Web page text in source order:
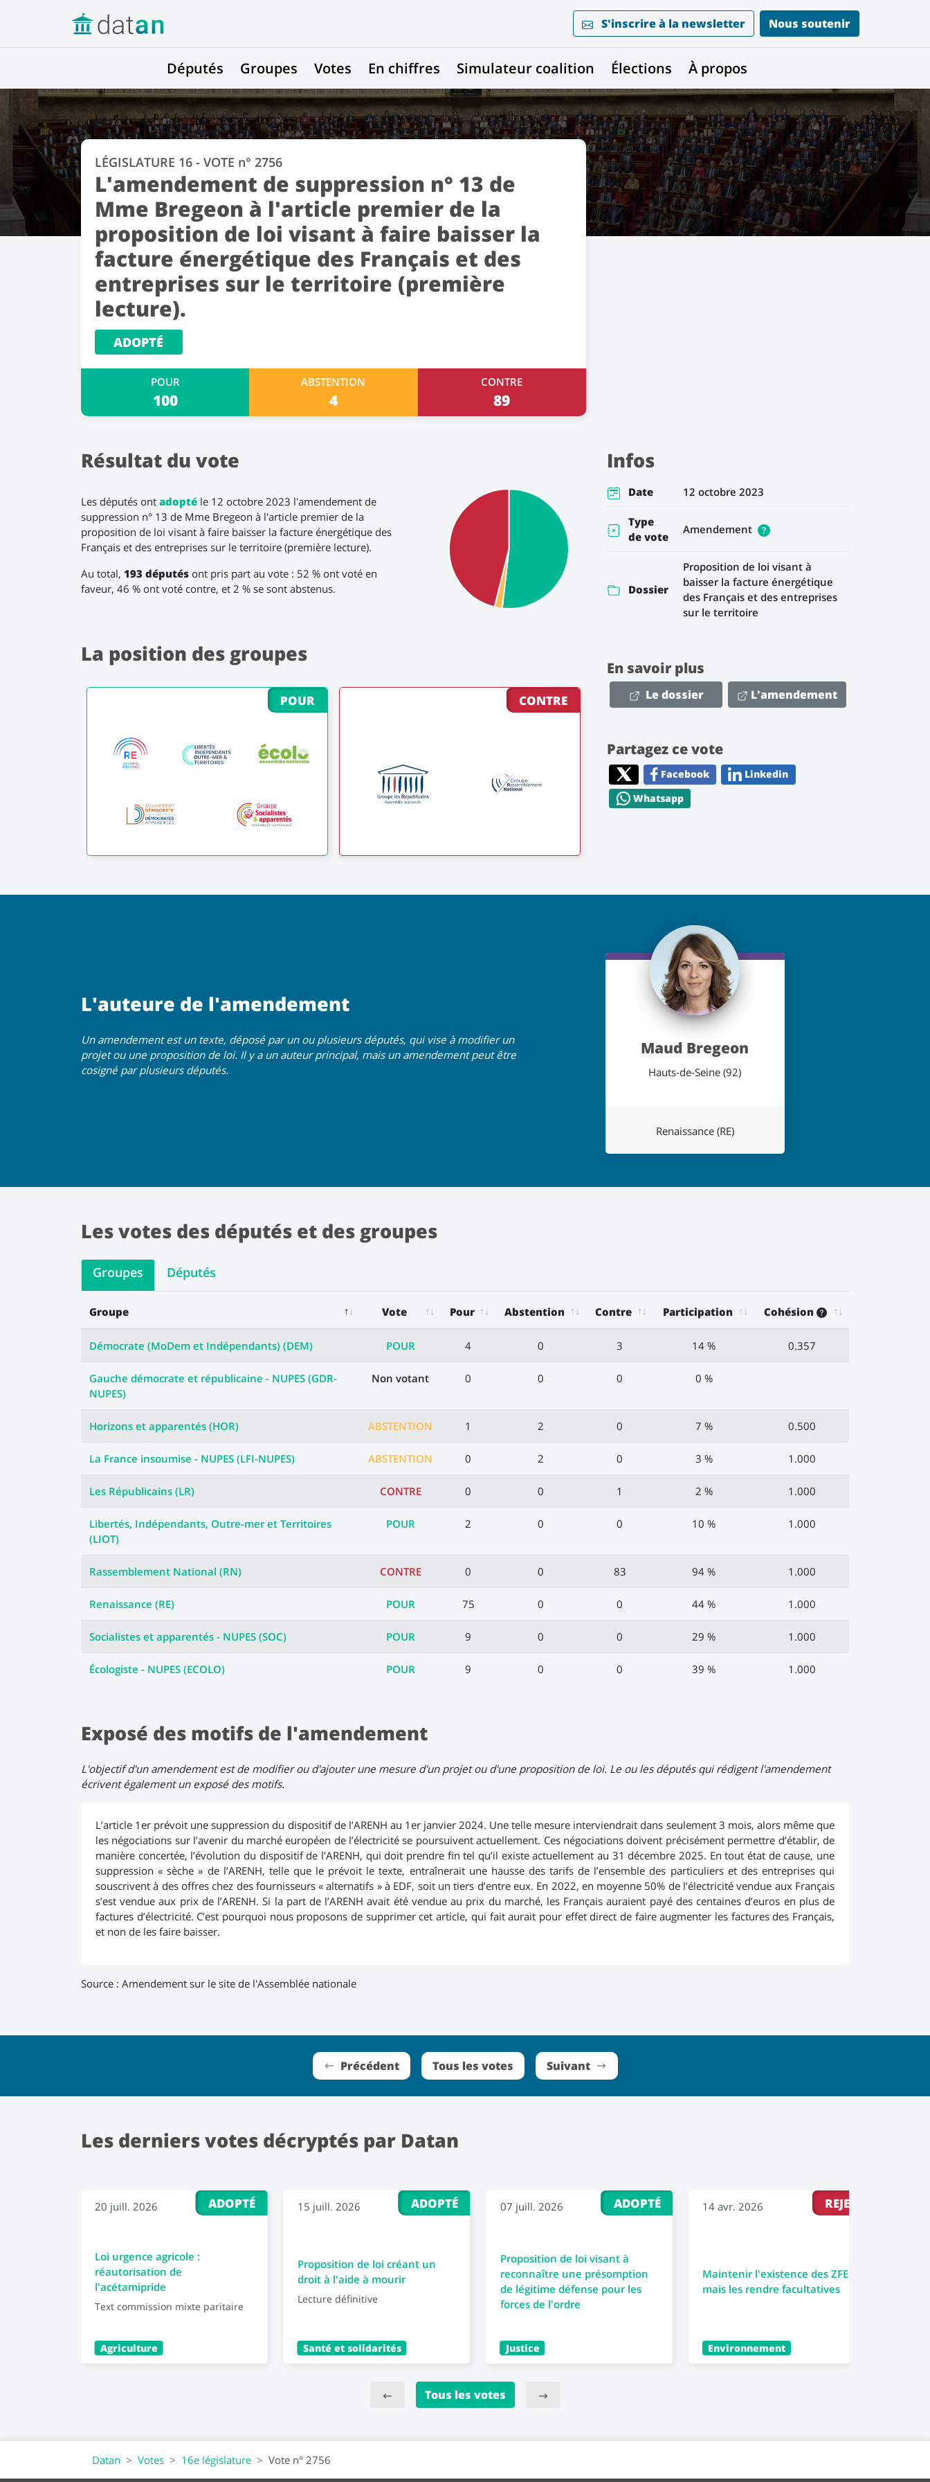
S'inscrire à la newsletter Nous soutenir
Députés Groupes Votes En chiffres Simulateur coalition Élections À propos
LÉGISLATURE 16 - VOTE n° 2756
L'amendement de suppression n° 13 de
Mme Bregeon à l'article premier de la
proposition de loi visant à faire baisser la
facture énergétique des Français et des
entreprises sur le territoire (première
lecture).
ADOPTÉ
POUR
100
ABSTENTION
4
CONTRE
89
Résultat du vote
Les députés ont adopté le 12 octobre 2023 l'amendement de
suppression n° 13 de Mme Bregeon à l'article premier de la
proposition de loi visant à faire baisser la facture énergétique des
Français et des entreprises sur le territoire (première lecture).
Au total, 193 députés ont pris part au vote : 52 % ont voté en
faveur, 46 % ont voté contre, et 2 % se sont abstenus.
La position des groupes
POUR CONTRE
Infos
Date 12 octobre 2023
Type
de vote
Amendement
Dossier
Proposition de loi visant à
baisser la facture énergétique
des Français et des entreprises
sur le territoire
En savoir plus
Le dossier L'amendement
Partagez ce vote
Facebook
Linkedin
Whatsapp
L'auteure de l'amendement
Un amendement est un texte, déposé par un ou plusieurs députés, qui vise à modifier un
projet ou une proposition de loi. Il y a un auteur principal, mais un amendement peut être
cosigné par plusieurs députés.
Maud Bregeon
Hauts-de-Seine (92)
Renaissance (RE)
Les votes des députés et des groupes
Groupes Députés
Groupe Vote Pour Abstention Contre Participation Cohésion
Démocrate (MoDem et Indépendants) (DEM) POUR 4 0 3 14 % 0.357
Gauche démocrate et républicaine - NUPES (GDR-
NUPES)
Non votant 0 0 0 0 %
Horizons et apparentés (HOR) ABSTENTION 1 2 0 7 % 0.500
La France insoumise - NUPES (LFI-NUPES) ABSTENTION 0 2 0 3 % 1.000
Les Républicains (LR) CONTRE 0 0 1 2 % 1.000
Libertés, Indépendants, Outre-mer et Territoires
(LIOT)
POUR 2 0 0 10 % 1.000
Rassemblement National (RN) CONTRE 0 0 83 94 % 1.000
Renaissance (RE) POUR 75 0 0 44 % 1.000
Socialistes et apparentés - NUPES (SOC) POUR 9 0 0 29 % 1.000
Écologiste - NUPES (ECOLO) POUR 9 0 0 39 % 1.000
Exposé des motifs de l'amendement
L'objectif d'un amendement est de modifier ou d'ajouter une mesure d'un projet ou d'une proposition de loi. Le ou les députés qui rédigent l'amendement
écrivent également un exposé des motifs.
L’article 1er prévoit une suppression du dispositif de l’ARENH au 1er janvier 2024. Une telle mesure interviendrait dans seulement 3 mois, alors même que
les négociations sur l’avenir du marché européen de l’électricité se poursuivent actuellement. Ces négociations doivent précisément permettre d’établir, de
manière concertée, l’évolution du dispositif de l’ARENH, qui doit prendre fin tel qu’il existe actuellement au 31 décembre 2025. En tout état de cause, une
suppression « sèche » de l’ARENH, telle que le prévoit le texte, entraînerait une hausse des tarifs de l’ensemble des particuliers et des entreprises qui
souscrivent à des offres chez des fournisseurs « alternatifs » à EDF, soit un tiers d’entre eux. En 2022, en moyenne 50% de l’électricité vendue aux Français
s’est vendue aux prix de l’ARENH. Si la part de l’ARENH avait été vendue au prix du marché, les Français auraient payé des centaines d’euros en plus de
factures d’électricité. C’est pourquoi nous proposons de supprimer cet article, qui fait aurait pour effet direct de faire augmenter les factures des Français,
et non de les faire baisser.
Source : Amendement sur le site de l'Assemblée nationale
Précédent Tous les votes Suivant
Les derniers votes décryptés par Datan
ADOPTÉ
20 juill. 2026
Loi urgence agricole :
réautorisation de
l'acétamipride
Text commission mixte paritaire
Agriculture
ADOPTÉ
15 juill. 2026
Proposition de loi créant un
droit à l'aide à mourir
Lecture définitive
Santé et solidarités
ADOPTÉ
07 juill. 2026
Proposition de loi visant à
reconnaître une présomption
de légitime défense pour les
forces de l'ordre
Justice
REJETÉ
14 avr. 2026
Maintenir l'existence des ZFE
mais les rendre facultatives
Environnement
Tous les votes
Datan Votes 16e législature Vote n° 2756